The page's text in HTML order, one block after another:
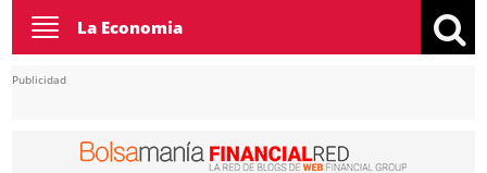
Toggle
navigation
La Economia
Publicidad